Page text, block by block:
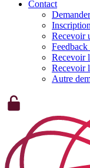
Contact
Recevoir
Feedback
Recevoir
Recevoir
Autre